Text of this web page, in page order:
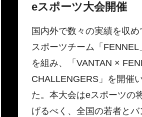
eスポーツ大会開催
国内外で数々の実績を収
スポーツチーム「FENNEL
を組み、「VANTAN ×
CHALLENGERS」を開催
た。本大会はeスポーツの
げるべく、全国の若者とバ